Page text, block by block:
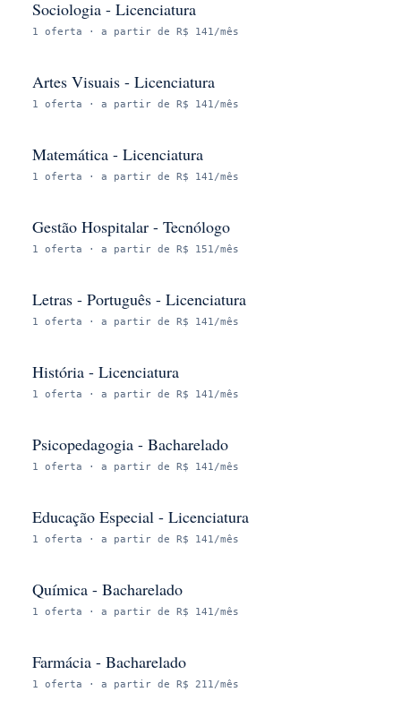
Sociologia - Licenciatura
1 oferta · a partir de R$ 141/mês
Artes Visuais - Licenciatura
1 oferta · a partir de R$ 141/mês
Matemática - Licenciatura
1 oferta · a partir de R$ 141/mês
Gestão Hospitalar - Tecnólogo
1 oferta · a partir de R$ 151/mês
Letras - Português - Licenciatura
1 oferta · a partir de R$ 141/mês
História - Licenciatura
1 oferta · a partir de R$ 141/mês
Psicopedagogia - Bacharelado
1 oferta · a partir de R$ 141/mês
Educação Especial - Licenciatura
1 oferta · a partir de R$ 141/mês
Química - Bacharelado
1 oferta · a partir de R$ 141/mês
Farmácia - Bacharelado
1 oferta · a partir de R$ 211/mês